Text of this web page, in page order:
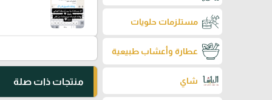
مستلزمات حلويات
عطارة وأعشاب طبيعية
شاي منتجات ذات صلة